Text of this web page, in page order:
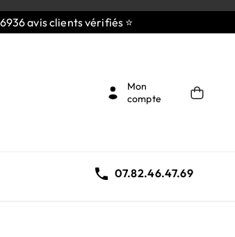
clients vérifiés ⭐
Mon
compte
 07.82.46.47.69